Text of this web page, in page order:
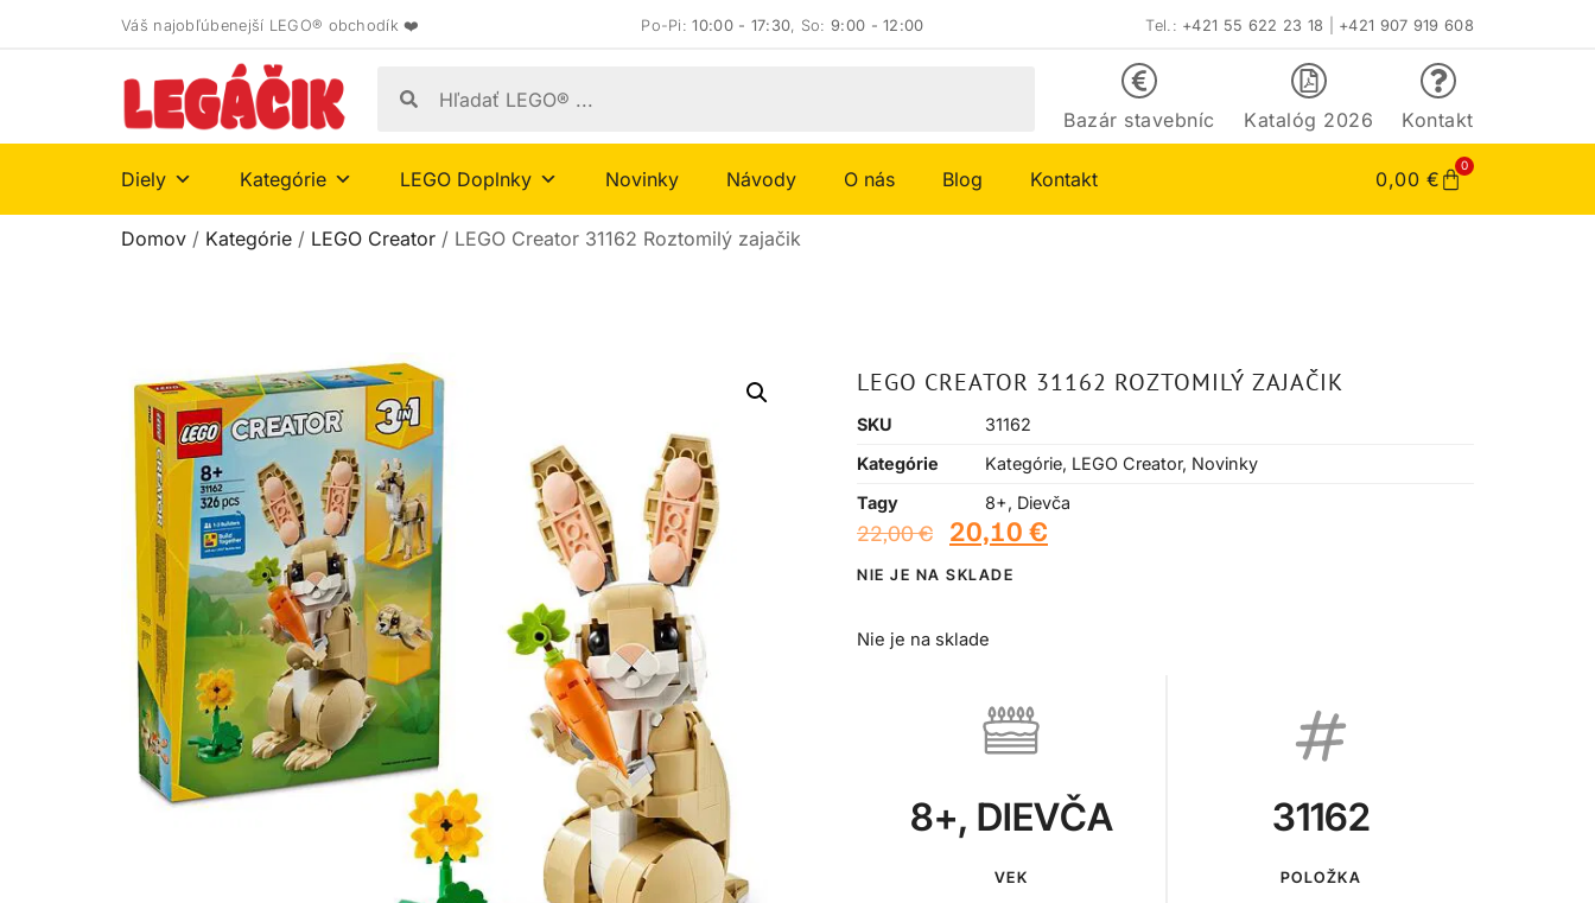
Váš najobľúbenejší LEGO® obchodík ❤️ Po-Pi:10:00 - 17:30, So:9:00 - 12:00 Tel.: +421 55 622 23 18 +421 907 919 608
Bazár stavebníc Katalóg 2026 Kontakt
Diely Kategórie LEGO Doplnky Novinky Návody O nás Blog Kontakt 0,00 €
0
Domov / Kategórie / LEGO Creator / LEGO Creator 31162 Roztomilý zajačik
LEGO CREATOR 31162 ROZTOMILÝ ZAJAČIK
SKU
31162
Kategórie
Kategórie, LEGO Creator, Novinky
Tagy
8+, Dievča
22,00€ 20,10 €
NIE JE NA SKLADE
Nie je na sklade
8+, DIEVČA
VEK
31162
POLOŽKA